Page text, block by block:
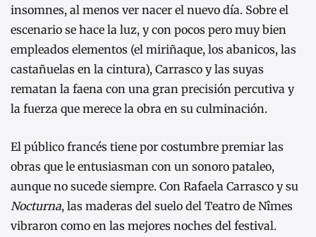
insomnes, al menos ver nacer el nuevo día. Sobre el
escenario se hace la luz, y con pocos pero muy bien
empleados elementos (el miriñaque, los abanicos, las
castañuelas en la cintura), Carrasco y las suyas
rematan la faena con una gran precisión percutiva y
la fuerza que merece la obra en su culminación.
El público francés tiene por costumbre premiar las
obras que le entusiasman con un sonoro pataleo,
aunque no sucede siempre. Con Rafaela Carrasco y su
Nocturna, las maderas del suelo del Teatro de Nîmes
vibraron como en las mejores noches del festival.